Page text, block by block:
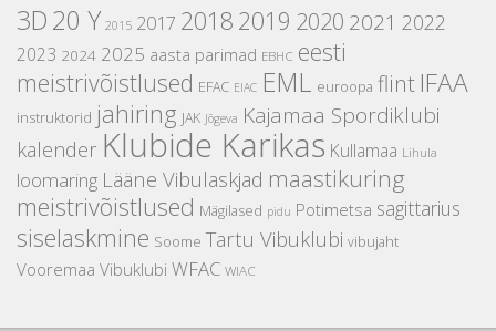
3D20 Y 2015 2017 2018 2019 2020 2021 2022
2023 2024 2025 aasta parimad EBHC eesti
meistrivõistlused EFAC EIAC EML euroopa flint IFAA
instruktorid jahiring JAK Jõgeva Kajamaa Spordiklubi
kalender Klubide Karikas Kullamaa Lihula
loomaring Lääne Vibulaskjad maastikuring
meistrivõistlused Mägilased pidu Potimetsa sagittarius
siselaskmine Soome Tartu Vibuklubi vibujaht
Vooremaa Vibuklubi WFAC WIAC